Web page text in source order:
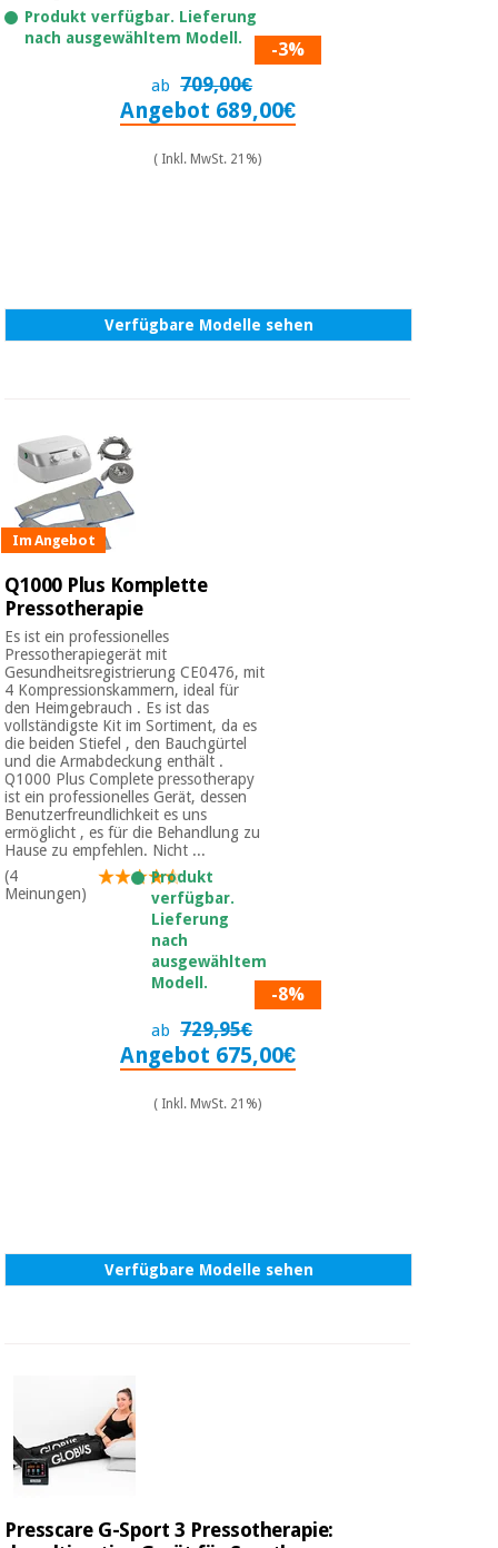
Produkt verfügbar. Lieferung
nach ausgewähltem Modell.
-3%
ab 709,00€
Angebot 689,00€
( Inkl. MwSt. 21%)
Verfügbare Modelle sehen
Im Angebot
Q1000 Plus Komplette
Pressotherapie
Es ist ein professionelles
Pressotherapiegerät mit
Gesundheitsregistrierung CE0476, mit
4 Kompressionskammern, ideal für
den Heimgebrauch . Es ist das
vollständigste Kit im Sortiment, da es
die beiden Stiefel , den Bauchgürtel
und die Armabdeckung enthält .
Q1000 Plus Complete pressotherapy
ist ein professionelles Gerät, dessen
Benutzerfreundlichkeit es uns
ermöglicht , es für die Behandlung zu
Hause zu empfehlen. Nicht ...
(4
Meinungen)
Produkt
verfügbar.
Lieferung
nach
ausgewähltem
Modell.
-8%
ab 729,95€
Angebot 675,00€
( Inkl. MwSt. 21%)
Verfügbare Modelle sehen
Presscare G-Sport 3 Pressotherapie: